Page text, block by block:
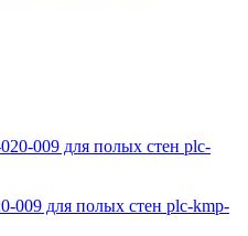
009 для полых стен plc-kmp-